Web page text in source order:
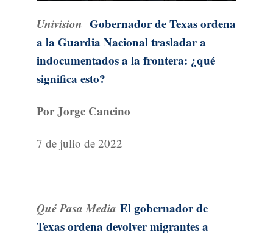
Univision Gobernador de Texas ordena
a la Guardia Nacional trasladar a
indocumentados a la frontera: ¿qué
significa esto?
Por Jorge Cancino
7 de julio de 2022
Qué Pasa Media El gobernador de
Texas ordena devolver migrantes a